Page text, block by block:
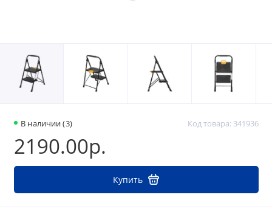
В наличии (3) Код товара: 341936
2190.00р.
Купить